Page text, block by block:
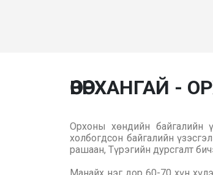
ӨВӨРХАНГАЙ -
Орхоны хөндийн байгалийн
холбогдсон байгалийн
рашаан, Түрэгийн дурсгалт